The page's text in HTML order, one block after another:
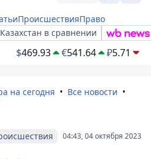
ПроисшествияПраво
в сравнении
$469.93 €541.64 ₽5.71
на сегодня
Все новости
04:43, 04 октября 2023